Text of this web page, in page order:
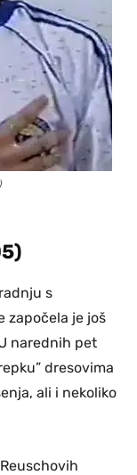
s
započela je još
narednih pet
dresovima
ali i nekoliko